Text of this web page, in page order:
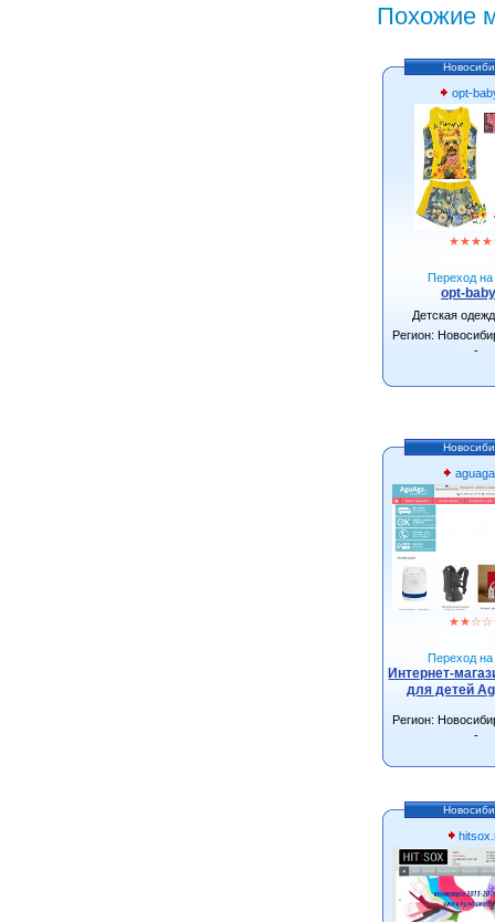
Похожие
opt-
★★★★
Переход на
opt-
Детская
Регион:
-
★★☆☆
Переход на
Интернет-
для детей
Регион:
-